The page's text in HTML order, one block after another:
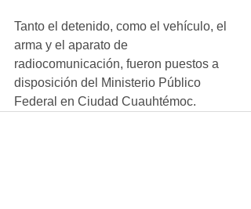
Tanto el detenido, como el vehículo, el
arma y el aparato de
radiocomunicación, fueron puestos a
disposición del Ministerio Público
Federal en Ciudad Cuauhtémoc.